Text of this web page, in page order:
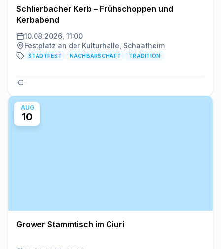
Schlierbacher Kerb – Frühschoppen und
Kerbabend
10.08.2026, 11:00
Festplatz an der Kulturhalle, Schaafheim
STADTFEST NACHBARSCHAFT TRADITION
–
AUG
10
Grower Stammtisch im Ciuri